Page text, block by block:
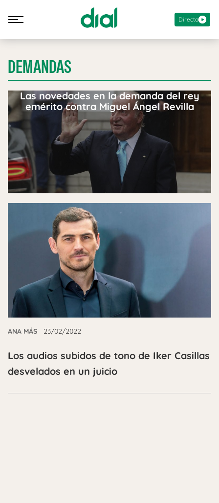
Directo
DEMANDAS
Las novedades en la demanda del rey
emérito contra Miguel Ángel Revilla
ANA MÁS 23/02/2022
Los audios subidos de tono de Iker Casillas
desvelados en un juicio